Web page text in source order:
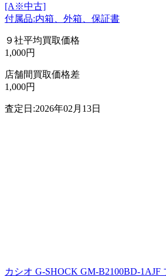
[A※中古]
付属品:内箱、外箱、保証書
９社平均買取価格
1,000円
店舗間買取価格差
1,000円
査定日:2026年02月13日
カシオ G-SHOCK GM-B2100BD-1AJF